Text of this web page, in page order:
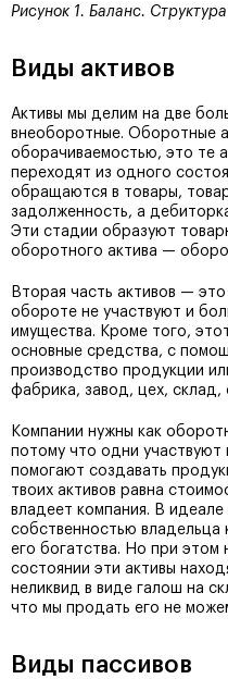
Рисунок 1. Баланс.
Виды активов
Активы мы делим на две
внеоборотные. Оборотные
оборачиваемостью, это те
переходят из одного
обращаются в товары,
задолженность, а
Эти стадии образуют
оборотного актива —
Вторая часть активов —
обороте не участвуют и
имущества. Кроме того,
основные средства, с
производство продукции
фабрика, завод, цех, склад,
Компании нужны как
потому что одни участвуют
помогают создавать
твоих активов равна
владеет компания. В идеале
собственностью владельца
его богатства. Но при этом
состоянии эти активы
неликвид в виде галош на
что мы продать его не
Виды пассивов